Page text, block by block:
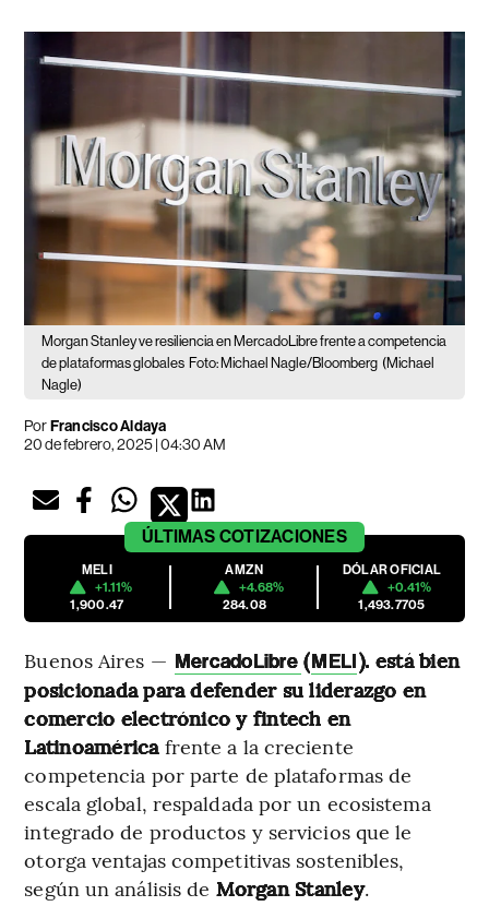
Morgan Stanley ve resiliencia en MercadoLibre frente a competencia
de plataformas globales Foto: Michael Nagle/Bloomberg (Michael
Nagle)
PorFrancisco Aldaya
20 de febrero, 2025 | 04:30 AM
ÚLTIMAS COTIZACIONES
MELI
+1.11%
1,900.47
AMZN
+4.68%
284.08
DÓLAR OFICIAL
+0.41%
1,493.7705
Buenos Aires — MercadoLibre (MELI). está bien
posicionada para defender su liderazgo en
comercio electrónico y fintech en
Latinoaméricafrente a la creciente
competencia por parte de plataformas de
escala global, respaldada por un ecosistema
integrado de productos y servicios que le
otorga ventajas competitivas sostenibles,
según un análisis de Morgan Stanley.